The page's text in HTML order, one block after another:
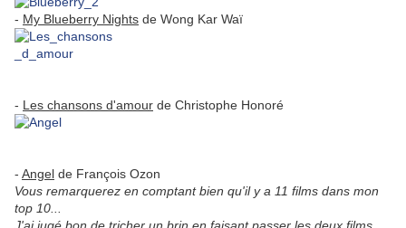
- My Blueberry Nights de Wong Kar Waï
- Les chansons d'amour de Christophe Honoré
- Angel de François Ozon
Vous remarquerez en comptant bien qu'il y a 11 films dans mon
top 10...